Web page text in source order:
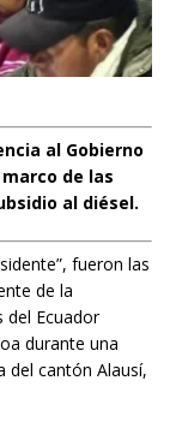
al Gobierno
de las
al diésel.
fueron las
de la
del Ecuador
durante una
del cantón Alausí,